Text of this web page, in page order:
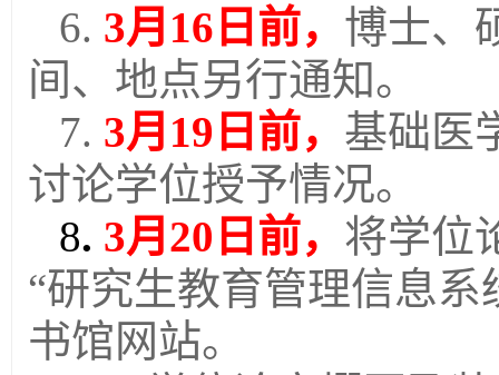
6. 3月 16 日前， 博士、
间、地点另行通知。
7. 3月 19 日前， 基础医
讨论学位授予情况。
8. 3月 20 日前， 将学位
“研究生教育管理信息
书馆网站。